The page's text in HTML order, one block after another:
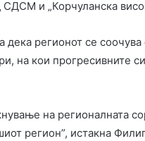
СДСМ и „Корчуланска
регионот се
на кои прогресивните
на регионалната
регион”, истакна